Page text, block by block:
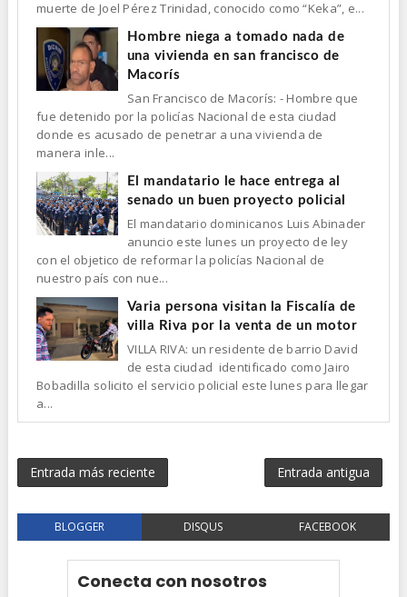
muerte de Joel Pérez Trinidad, conocido como “Keka”, e...
Hombre niega a tomado nada de
una vivienda en san francisco de
Macorís
San Francisco de Macorís: - Hombre que
fue detenido por la policías Nacional de esta ciudad
donde es acusado de penetrar a una vivienda de
manera inle...
El mandatario le hace entrega al
senado un buen proyecto policial
El mandatario dominicanos Luis Abinader
anuncio este lunes un proyecto de ley
con el objetico de reformar la policías Nacional de
nuestro país con nue...
Varia persona visitan la Fiscalía de
villa Riva por la venta de un motor
VILLA RIVA: un residente de barrio David
de esta ciudad identificado como Jairo
Bobadilla solicito el servicio policial este lunes para llegar
a...
Entrada más reciente Entrada antigua
BLOGGER DISQUS FACEBOOK
Conecta con nosotros